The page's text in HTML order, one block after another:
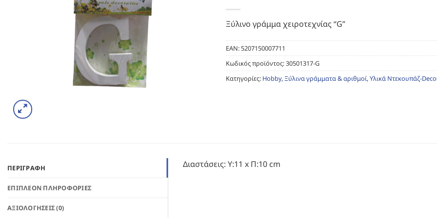
Ξύλινο γράμμα χειροτεχνίας “G”
EAN:5207150007711
Κωδικός προϊόντος:30501317-G
Κατηγορίες: Hobby,Ξύλινα γράμματα & αριθμοί,Υλικά Ντεκουπάζ-
ΠΕΡΙΓΡΑΦΉ
ΕΠΙΠΛΈΟΝ ΠΛΗΡΟΦΟΡΊΕΣ
ΑΞΙΟΛΟΓΉΣΕΙΣ (0)
Διαστάσεις: Υ:11 x Π:10 cm